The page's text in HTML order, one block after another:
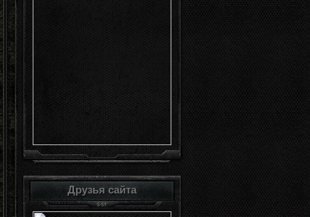
Друзья сайта